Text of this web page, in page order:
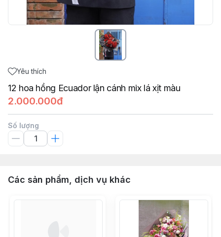
Yêu thích
12 hoa hồng Ecuador lận cánh mix lá xịt màu
2.000.000đ
Số lượng
Các sản phẩm, dịch vụ khác